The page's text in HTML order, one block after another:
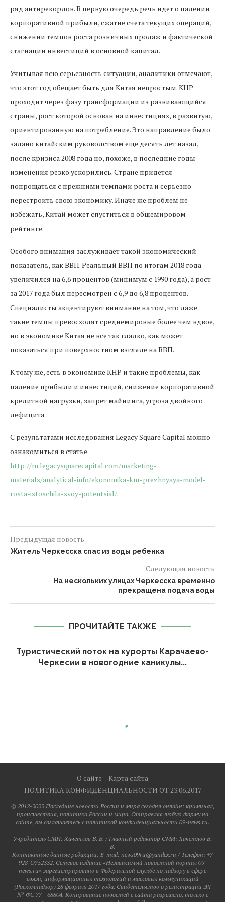
ряд антирекордов. В первую очередь речь идет о падении
корпоративной прибыли, сжатие счета текущих операций,
снижении темпов роста розничных продаж и фактической
стагнации инвестиций в основной капитал.
Учитывая всю серьезность ситуации, аналитики отмечают,
что этот год обещает быть для Китая непростым. КНР
проходит через фазу трансформации из развивающийся
страны, рост которой основан на инвестициях, в развитую,
ориентированную на потребление. Это направление было
задано китайским руководством еще десять лет назад,
после кризиса 2008 года но, похоже, в последние годы
изменения резко ускорились. Стране придется
попрощаться с прежними темпами роста и серьезно
перестроить свою экономику. Иначе же проблем не
избежать, Китай может спуститься в общемировом
рейтинге.
Особого внимания заслуживает такой экономический
показатель, как ВВП. Реальный ВВП по итогам 2018 года
увеличился на 6,6 процентов (минимум с 1990 года), а рост
за 2017 года был пересмотрен с 6,9 до 6,8 процентов.
Специалисты акцентируют внимание на том, что даже
такие темпы превосходят среднемировые более чем вдвое,
но в экономике Китая не все так гладко, как может
показаться при поверхностном взгляде на ВВП.
К тому же, есть в экономике КНР и такие проблемы, как
падение прибыли и инвестиций, снижение корпоративной
кредитной нагрузки, запрет майнинга, угроза двойного
дефицита.
С результатами исследования Legacy Square Capital можно
ознакомиться в статье
http://ru.legacysquarecapital.com/marketing-
materials/analytical-info/ekonomika-knr-prezhnyaya-model-
rosta-istoschila-svoy-potentsial/.
Предыдущая новость
Житель Черкесска спас из воды ребенка
Следующая новость
На нескольких улицах Черкесска временно
прекращена подача воды
ПРОЧИТАЙТЕ ТАКЖЕ
Туристический поток на курорты Карачаево-
Черкесии в новогодние каникулы...
О сайте
Карта сайта
ПОЛИТИКА КОНФИДЕНЦИАЛЬНОСТИ ОТ 23.06.2017
© 2012-2022 Последние новости России и мира сегодня онлайн: криминал,
происшествия, политика России и мира. Отправляя любую форму на
сайте, вы соглашаетесь с политикой конфиденциальности 09-news.ru.
Учредитель СМИ: Хaчeтлoв B. B. / Главный редактор СМИ: Хaчeтлoв B.
B.
Контактные данные редакции: E-mail: news09ru@yandex.ru / Телефон: +7
928-O752332. Сетевое издание «Независимый новостной портал 09-
news.ru» зарегистрировано в Федеральной службе по надзору в сфере
связи, информационных технологий и массовых коммуникаций
(Роскомнадзор) 28 февраля 2017 года. Свидетельство о регистрации ЭЛ
№ ФС 77 - 68804. Копирование новостей с сайта разрешено, только с